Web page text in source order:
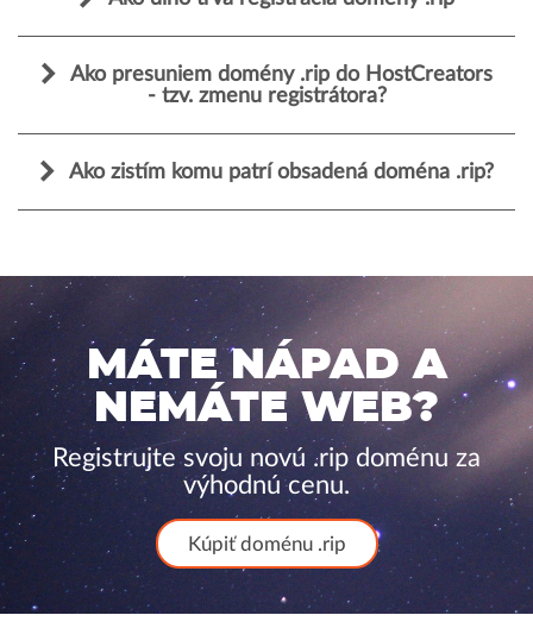
Ako presuniem domény .rip do HostCreators
- tzv. zmenu registrátora?
Ako zistím komu patrí obsadená doména .rip?
MÁTE NÁPAD A
NEMÁTE WEB?
Registrujte svoju novú .rip doménu za
výhodnú cenu.
Kúpiť doménu .rip